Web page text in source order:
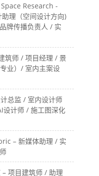
Space Research -
理（空间设计方向)
牌传播负责人 / 实
筑师 / 项目经理 / 景
业）/ 室内主案设
总监 / 室内设计师
设计师 / 施工图深化
– 新媒体助理 / 实
– 项目建筑师 / 助理